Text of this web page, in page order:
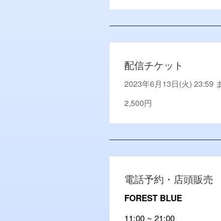
配信チケット
2023年6月13日(火) 23:59
2,500円
電話予約・店頭販売
FOREST BLUE
11:00 ~ 21:00